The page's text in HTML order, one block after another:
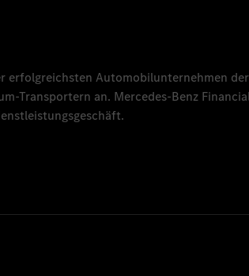
erfolgreichsten Automobilunternehmen
Transportern an. Mercedes-Benz